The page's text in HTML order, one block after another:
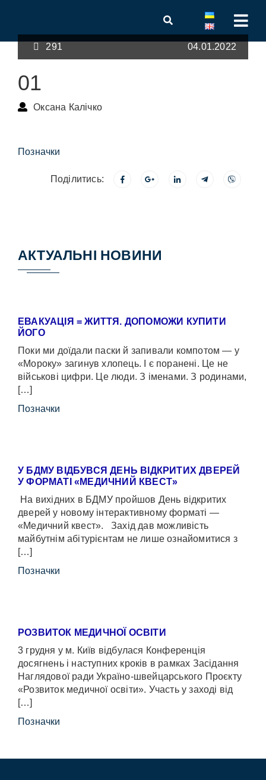
291 04.01.2022
01
Оксана Калічко
Позначки
Поділитись:
АКТУАЛЬНІ НОВИНИ
ЕВАКУАЦІЯ = ЖИТТЯ. ДОПОМОЖИ КУПИТИ
ЙОГО
Поки ми доїдали паски й запивали компотом — у
«Мороку» загинув хлопець. І є поранені. Це не
військові цифри. Це люди. З іменами. З родинами,
[…]
Позначки
У БДМУ ВІДБУВСЯ ДЕНЬ ВІДКРИТИХ ДВЕРЕЙ
У ФОРМАТІ «МЕДИЧНИЙ КВЕСТ»
На вихідних в БДМУ пройшов День відкритих
дверей у новому інтерактивному форматі —
«Медичний квест». Захід дав можливість
майбутнім абітурієнтам не лише ознайомитися з
[…]
Позначки
РОЗВИТОК МЕДИЧНОЇ ОСВІТИ
3 грудня у м. Київ відбулася Конференція
досягнень і наступних кроків в рамках Засідання
Наглядової ради Україно-швейцарського Проєкту
«Розвиток медичної освіти». Участь у заході від
[…]
Позначки